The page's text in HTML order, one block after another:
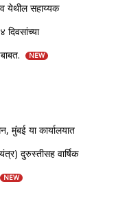
येथील सहाय्यक
दिवसांच्या
NEW
मुंबई या कार्यालयात
दुरुस्तीसह वार्षिक
NEW